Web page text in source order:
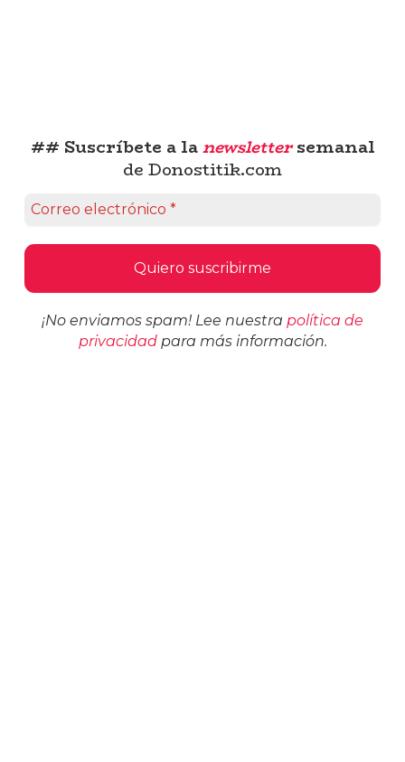
## Suscríbete a lanewslettersemanal
de Donostitik.com
¡No enviamos spam! Lee nuestra política de
privacidadpara más información.